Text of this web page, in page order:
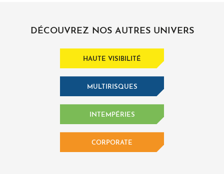
DÉCOUVREZ NOS AUTRES UNIVERS
HAUTE VISIBILITÉ
MULTIRISQUES
INTEMPÉRIES
CORPORATE